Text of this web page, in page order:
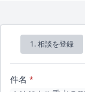
1. 相談を登録
件名 *